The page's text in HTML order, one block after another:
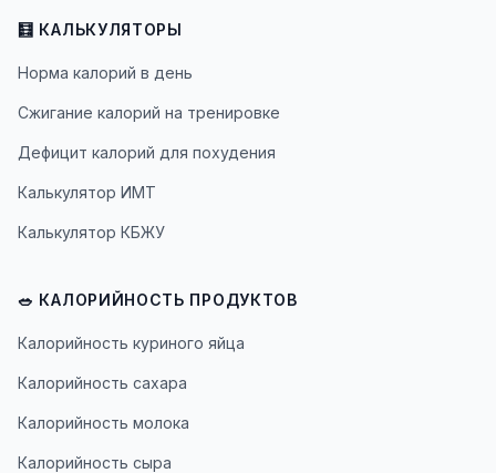
🧮 КАЛЬКУЛЯТОРЫ
Норма калорий в день
Сжигание калорий на тренировке
Дефицит калорий для похудения
Калькулятор ИМТ
Калькулятор КБЖУ
🥗 КАЛОРИЙНОСТЬ ПРОДУКТОВ
Калорийность куриного яйца
Калорийность сахара
Калорийность молока
Калорийность сыра